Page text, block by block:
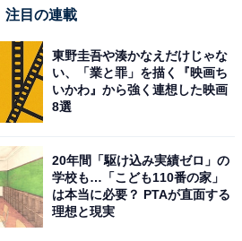
注目の連載
東野圭吾や湊かなえだけじゃな
い、「業と罪」を描く『映画ち
いかわ』から強く連想した映画
8選
20年間「駆け込み実績ゼロ」の
学校も…「こども110番の家」
は本当に必要？ PTAが直面する
理想と現実